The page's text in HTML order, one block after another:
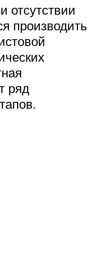
отсутствии
производить
ряд